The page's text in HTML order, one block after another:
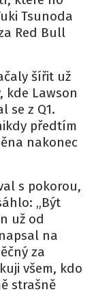
Tsunoda
Red Bull
šířit už
kde Lawson
se z Q1.
předtím
nakonec
s pokorou,
„Být
už od
na
za
všem, kdo
strašně